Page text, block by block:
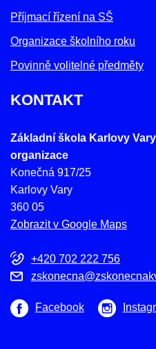
Příjmací řízení na SŠ
Organizace školního roku
Povinně volitelné předměty
KONTAKT
Základní škola Karlovy
organizace
Konečná 917/25
Karlovy Vary
360 05
Zobrazit v Google Maps
+420 702 222 756
Facebook